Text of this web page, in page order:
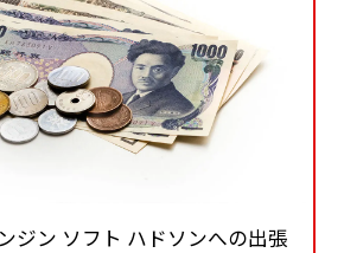
ジン ソフト ハドソンへの出張